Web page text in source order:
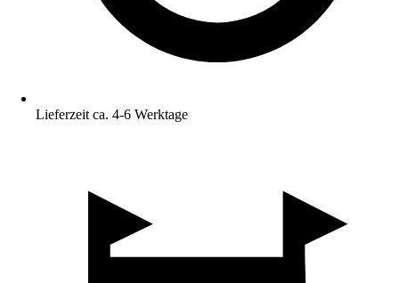
Lieferzeit ca. 4-6 Werktage